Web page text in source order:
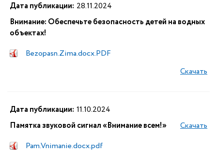
Дата публикации: 28.11.2024
Внимание: Обеспечьте безопасность детей на водных
объектах!
Bezopasn.Zima.docx.PDF
Скачать
Дата публикации: 11.10.2024
Памятка звуковой сигнал «Внимание всем!»
Pam.Vnimanie.docx.pdf
Скачать